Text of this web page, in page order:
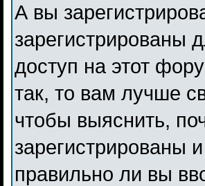
А вы
зарегистрированы
доступ на этот
так, то вам лучше
чтобы выяснить,
зарегистрированы
правильно ли вы